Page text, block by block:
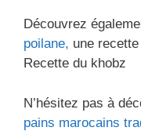
Découvrez
poilane, une
Recette du khobz
N’hésitez pas à
pains marocains